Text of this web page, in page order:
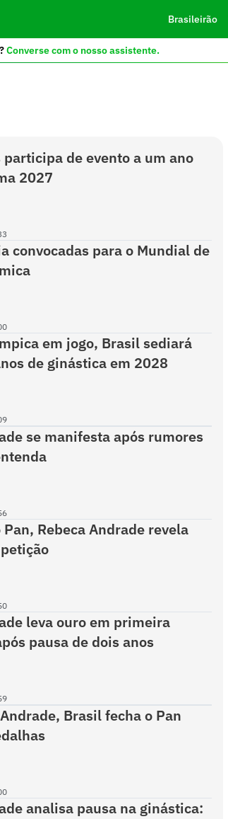
Brasileirão
Converse com o nosso assistente.
de evento a um ano
2027
convocadas para o Mundial de
em jogo, Brasil sediará
de ginástica em 2028
se manifesta após rumores
Rebeca Andrade revela
leva ouro em primeira
pausa de dois anos
Brasil fecha o Pan
analisa pausa na ginástica: